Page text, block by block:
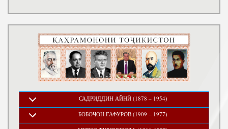
САДРИДДИН АЙНӢ (1878 – 1954)
БОБОҶОН ҒАФУРОВ (1909 – 1977)